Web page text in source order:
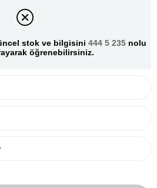
stok ve bilgisini 444 5 235 nolu
öğrenebilirsiniz.